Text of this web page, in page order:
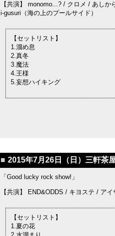
【共演】 monomo...? / クロメ / あしか
i-gusuri（海の上のプールサイド）
【セットリスト】
1.溜め息
2.真冬
3.魔法
4.王様
5.妄想ハイキング
■ 2015年7月26日（日）三軒茶
「Good lucky rock show!」
【共演】 END&ODDS / キヨステ / ア
【セットリスト】
1.夏の花